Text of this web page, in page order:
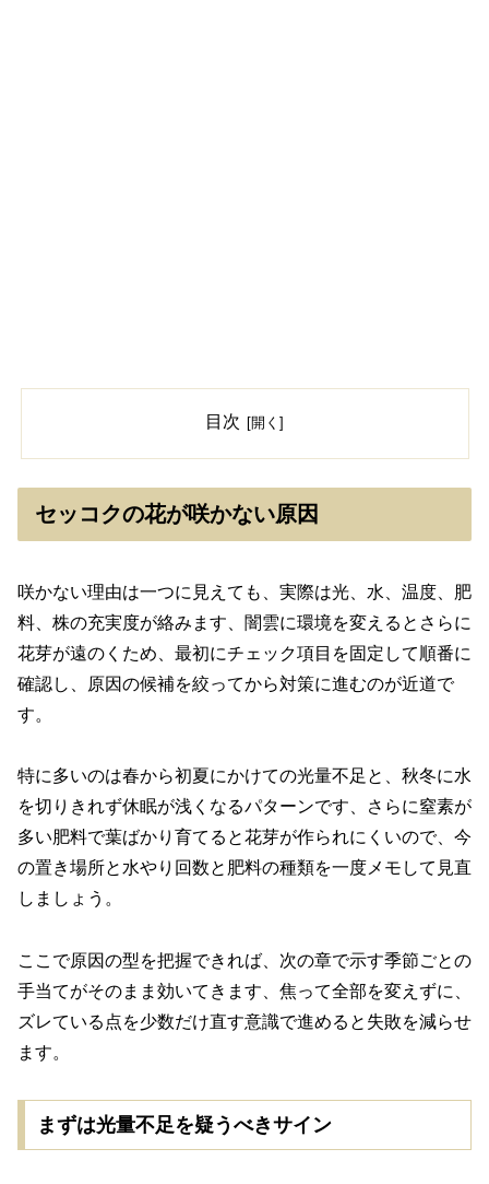
目次
セッコクの花が咲かない原因
咲かない理由は一つに見えても、実際は光、水、温度、肥
料、株の充実度が絡みます、闇雲に環境を変えるとさらに
花芽が遠のくため、最初にチェック項目を固定して順番に
確認し、原因の候補を絞ってから対策に進むのが近道で
す。
特に多いのは春から初夏にかけての光量不足と、秋冬に水
を切りきれず休眠が浅くなるパターンです、さらに窒素が
多い肥料で葉ばかり育てると花芽が作られにくいので、今
の置き場所と水やり回数と肥料の種類を一度メモして見直
しましょう。
ここで原因の型を把握できれば、次の章で示す季節ごとの
手当てがそのまま効いてきます、焦って全部を変えずに、
ズレている点を少数だけ直す意識で進めると失敗を減らせ
ます。
まずは光量不足を疑うべきサイン